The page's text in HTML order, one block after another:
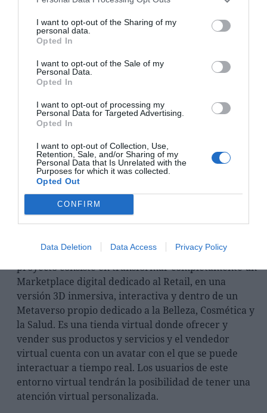
I want to opt-out of the Sharing of my
personal data.
Opted In
I want to opt-out of the Sale of my
Personal Data.
Opted In
I want to opt-out of processing my
Personal Data for Targeted Advertising.
Opted In
I want to opt-out of Collection, Use,
Retention, Sale, and/or Sharing of my
Personal Data that Is Unrelated with the
Purposes for which it was collected.
Opted Out
CONFIRM
Data Deletion Data Access Privacy Policy
que generan después de su utilización.
Modiface
NOMINADOS A MEJOR
BLLAS – THE 3D IMMERSIVE MARKETPLACE: Este
proyecto consiste en transformar completamente un
Marketplace digital dedicado al Retail, en una
versión 3D inmersiva, interactiva y dentro de un
Metaverso propio dedicado a la Belleza, Cosmética y
la Salud. Es una tienda virtual donde ofrecer y
vender sus productos y servicios y el vendedor
virtual cuenta con un avatar con el que se puede
interactuar a tiempo real. Los usuarios de este
entorno virtual tendrán la posibilidad de tener una
atención virtual personalizada.